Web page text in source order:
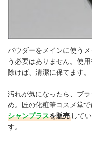
パウダーをメインに使う
う必要はありません。使
除けば、清潔に保てます。
汚れが気になったら、ブ
め。匠の化粧筆コスメ堂で
シャンプラスを販売 して
す。